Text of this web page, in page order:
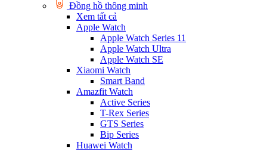
Đồng hồ thông minh
Xem tất cả
Apple Watch
Apple Watch Series 11
Apple Watch Ultra
Apple Watch SE
Xiaomi Watch
Smart Band
Amazfit Watch
Active Series
T-Rex Series
GTS Series
Bip Series
Huawei Watch